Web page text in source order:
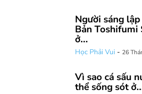
Người sáng
Bản Toshifumi
ở...
Học Phải Vui - 26
Vì sao cá sấu
thể sống sót